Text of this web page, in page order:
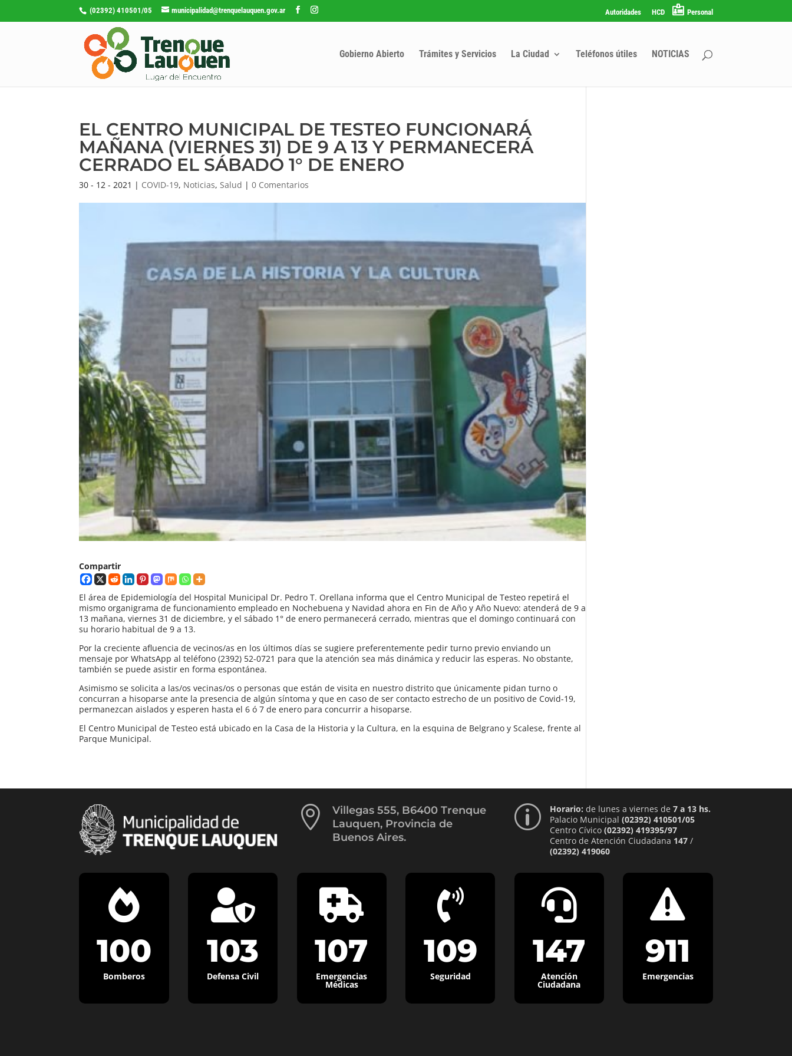
(02392) 410501/05 municipalidad@trenquelauquen.gov.ar Autoridades HCD Personal
Gobierno Abierto Trámites y Servicios La Ciudad Teléfonos útiles NOTICIAS
EL CENTRO MUNICIPAL DE TESTEO FUNCIONARÁ
MAÑANA (VIERNES 31) DE 9 A 13 Y PERMANECERÁ
CERRADO EL SÁBADO 1° DE ENERO
30 - 12 - 2021 | COVID-19, Noticias, Salud |0 Comentarios
Compartir
El área de Epidemiología del Hospital Municipal Dr. Pedro T. Orellana informa que el Centro Municipal de Testeo repetirá el
mismo organigrama de funcionamiento empleado en Nochebuena y Navidad ahora en Fin de Año y Año Nuevo: atenderá de 9 a
13 mañana, viernes 31 de diciembre, y el sábado 1° de enero permanecerá cerrado, mientras que el domingo continuará con
su horario habitual de 9 a 13.
Por la creciente afluencia de vecinos/as en los últimos días se sugiere preferentemente pedir turno previo enviando un
mensaje por WhatsApp al teléfono (2392) 52-0721 para que la atención sea más dinámica y reducir las esperas. No obstante,
también se puede asistir en forma espontánea.
Asimismo se solicita a las/os vecinas/os o personas que están de visita en nuestro distrito que únicamente pidan turno o
concurran a hisoparse ante la presencia de algún síntoma y que en caso de ser contacto estrecho de un positivo de Covid-19,
permanezcan aislados y esperen hasta el 6 ó 7 de enero para concurrir a hisoparse.
El Centro Municipal de Testeo está ubicado en la Casa de la Historia y la Cultura, en la esquina de Belgrano y Scalese, frente al
Parque Municipal.

Villegas 555, B6400 Trenque
Lauquen, Provincia de
Buenos Aires.
p Horario: de lunes a viernes de 7 a 13 hs.
Palacio Municipal (02392) 410501/05
Centro Cívico (02392) 419395/97
Centro de Atención Ciudadana 147/
(02392) 419060

100
Bomberos

103
Defensa Civil

107
Emergencias
Médicas

109
Seguridad

147
Atención
Ciudadana

911
Emergencias